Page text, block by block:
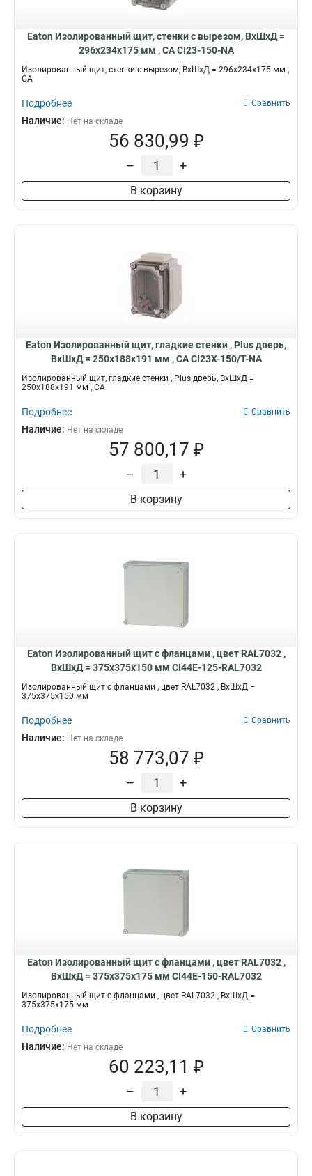
Eaton Изолированный щит, стенки с вырезом, ВхШхД =
296x234x175 мм , СА CI23-150-NA
Изолированный щит, стенки с вырезом, ВхШхД = 296x234x175 мм ,
СА
Подробнее Сравнить
Наличие: Нет на складе
56 830,99 ₽
– +
В корзину
Eaton Изолированный щит, гладкие стенки , Plus дверь,
ВхШхД = 250x188x191 мм , СА CI23X-150/T-NA
Изолированный щит, гладкие стенки , Plus дверь, ВхШхД =
250x188x191 мм , СА
Подробнее Сравнить
Наличие: Нет на складе
57 800,17 ₽
– +
В корзину
Eaton Изолированный щит с фланцами , цвет RAL7032 ,
ВхШхД = 375x375x150 мм CI44E-125-RAL7032
Изолированный щит с фланцами , цвет RAL7032 , ВхШхД =
375x375x150 мм
Подробнее Сравнить
Наличие: Нет на складе
58 773,07 ₽
– +
В корзину
Eaton Изолированный щит с фланцами , цвет RAL7032 ,
ВхШхД = 375x375x175 мм CI44E-150-RAL7032
Изолированный щит с фланцами , цвет RAL7032 , ВхШхД =
375x375x175 мм
Подробнее Сравнить
Наличие: Нет на складе
60 223,11 ₽
– +
В корзину